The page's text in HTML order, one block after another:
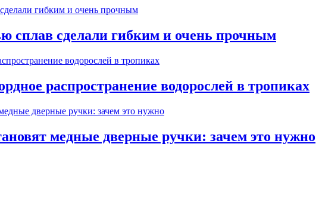
сплав сделали гибким и очень прочным
распространение водорослей в тропиках
медные дверные ручки: зачем это нужно